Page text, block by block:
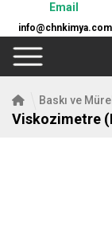
Email
info@chnkimya.com
Baskı ve
Viskozimetre